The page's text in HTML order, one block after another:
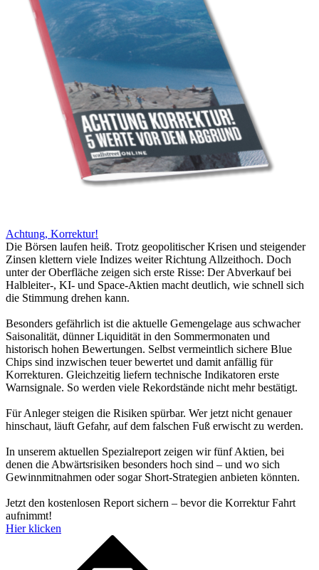
Achtung, Korrektur!
Die Börsen laufen heiß. Trotz geopolitischer Krisen und steigender
Zinsen klettern viele Indizes weiter Richtung Allzeithoch. Doch
unter der Oberfläche zeigen sich erste Risse: Der Abverkauf bei
Halbleiter-, KI- und Space-Aktien macht deutlich, wie schnell sich
die Stimmung drehen kann.
Besonders gefährlich ist die aktuelle Gemengelage aus schwacher
Saisonalität, dünner Liquidität in den Sommermonaten und
historisch hohen Bewertungen. Selbst vermeintlich sichere Blue
Chips sind inzwischen teuer bewertet und damit anfällig für
Korrekturen. Gleichzeitig liefern technische Indikatoren erste
Warnsignale. So werden viele Rekordstände nicht mehr bestätigt.
Für Anleger steigen die Risiken spürbar. Wer jetzt nicht genauer
hinschaut, läuft Gefahr, auf dem falschen Fuß erwischt zu werden.
In unserem aktuellen Spezialreport zeigen wir fünf Aktien, bei
denen die Abwärtsrisiken besonders hoch sind – und wo sich
Gewinnmitnahmen oder sogar Short-Strategien anbieten könnten.
Jetzt den kostenlosen Report sichern – bevor die Korrektur Fahrt
aufnimmt!
Hier klicken